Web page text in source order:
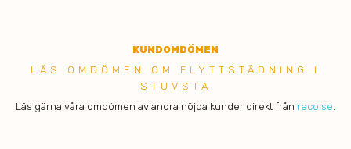
KUNDOMDÖMEN
LÄS OMDÖMEN OM FLYTTSTÄDNING I
STUVSTA
Läs gärna våra omdömen av andra nöjda kunder direkt från reco.se